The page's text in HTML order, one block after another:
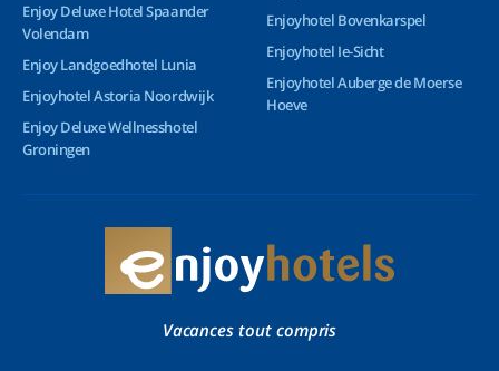
Enjoy Deluxe Hotel Spaander
Volendam
Enjoy Landgoedhotel Lunia
Enjoyhotel Astoria Noordwijk
Enjoy Deluxe Wellnesshotel
Groningen
Enjoyhotel Bovenkarspel
Enjoyhotel Ie-Sicht
Enjoyhotel Auberge de Moerse
Hoeve
Vacances tout compris